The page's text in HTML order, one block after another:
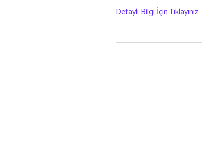
Detaylı Bilgi İçin Tıklayınız